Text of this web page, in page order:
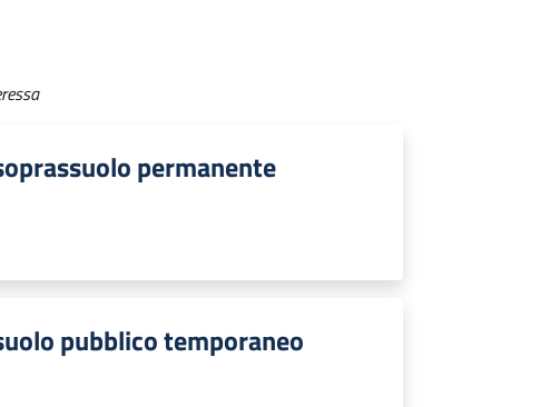
permanente
pubblico temporaneo